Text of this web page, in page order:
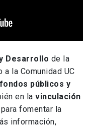
Desarrollo de la
la Comunidad UC
públicos y
en la vinculación
para fomentar la
información,